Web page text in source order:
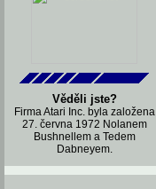
Věděli jste?
Firma Atari Inc. byla založena
27. června 1972 Nolanem
Bushnellem a Tedem
Dabneyem.